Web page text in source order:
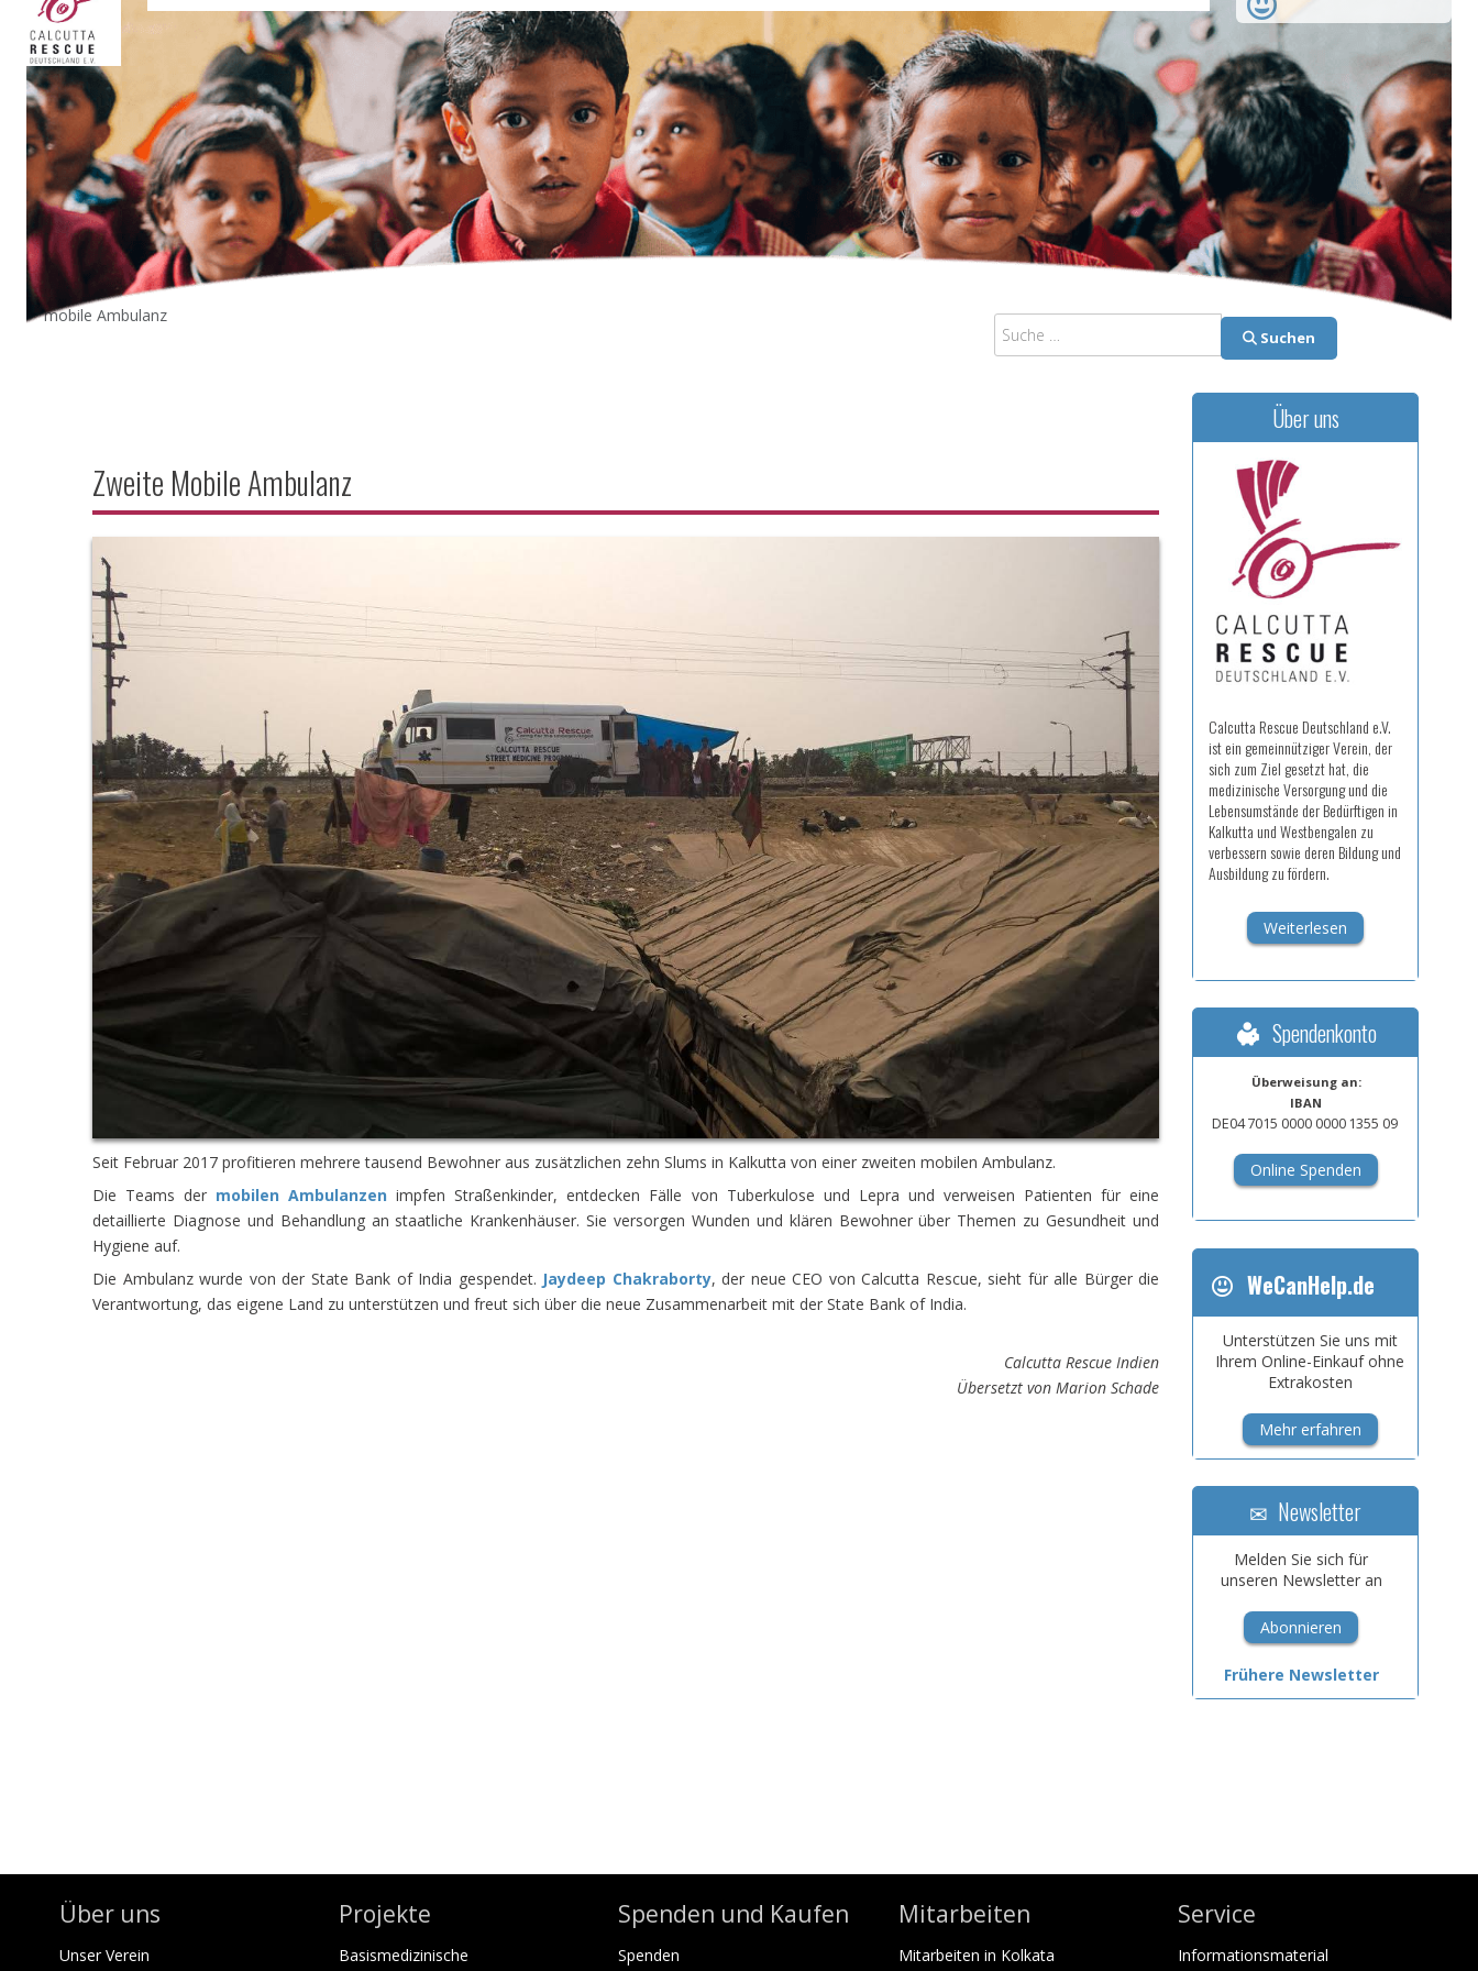
mobile Ambulanz Suchen
Suchen
Zweite Mobile Ambulanz
Seit Februar 2017 profitieren mehrere tausend Bewohner aus zusätzlichen zehn Slums in Kalkutta von einer zweiten mobilen Ambulanz.
Die Teams der mobilen Ambulanzen impfen Straßenkinder, entdecken Fälle von Tuberkulose und Lepra und verweisen Patienten für eine
detaillierte Diagnose und Behandlung an staatliche Krankenhäuser. Sie versorgen Wunden und klären Bewohner über Themen zu Gesundheit und
Hygiene auf.
Die Ambulanz wurde von der State Bank of India gespendet. Jaydeep Chakraborty, der neue CEO von Calcutta Rescue, sieht für alle Bürger die
Verantwortung, das eigene Land zu unterstützen und freut sich über die neue Zusammenarbeit mit der State Bank of India.
Calcutta Rescue Indien
Übersetzt von Marion Schade
Über uns
Calcutta Rescue Deutschland e.V.
ist ein gemeinnütziger Verein, der
sich zum Ziel gesetzt hat, die
medizinische Versorgung und die
Lebensumstände der Bedürftigen in
Kalkutta und Westbengalen zu
verbessern sowie deren Bildung und
Ausbildung zu fördern.
Weiterlesen
Spendenkonto
Überweisung an:
IBAN
DE047015 0000 0000 1355 09
Online Spenden
WeCanHelp.de
Unterstützen Sie uns mit
Ihrem Online-Einkauf ohne
Extrakosten
Mehr erfahren
Newsletter
Melden Sie sich für
unseren Newsletter an
Abonnieren
Frühere Newsletter
Über uns
Unser Verein
Projekte
Basismedizinische
Spenden und Kaufen
Spenden
Mitarbeiten
Mitarbeiten in Kolkata
Service
Informationsmaterial